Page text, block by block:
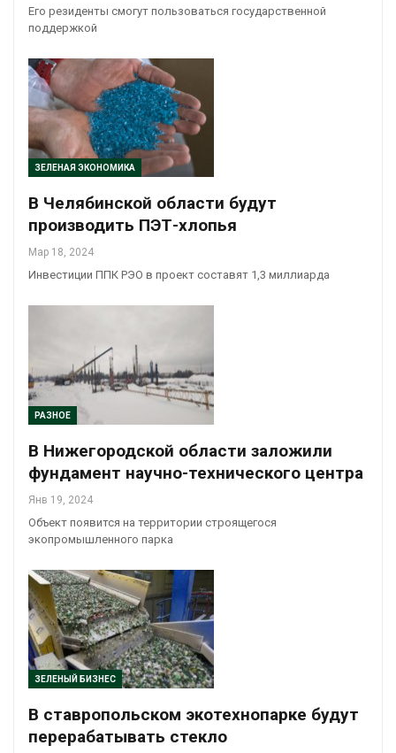
Его резиденты смогут пользоваться государственной
поддержкой
ЗЕЛЕНАЯ ЭКОНОМИКА
В Челябинской области будут
производить ПЭТ-хлопья
Мар 18, 2024
Инвестиции ППК РЭО в проект составят 1,3 миллиарда
РАЗНОЕ
В Нижегородской области заложили
фундамент научно-технического центра
Янв 19, 2024
Объект появится на территории строящегося
экопромышленного парка
ЗЕЛЕНЫЙ БИЗНЕС
В ставропольском экотехнопарке будут
перерабатывать стекло